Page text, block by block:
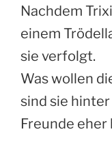
Nachdem
einem
sie verfolgt.
Was wollen
sind sie
Freunde eher